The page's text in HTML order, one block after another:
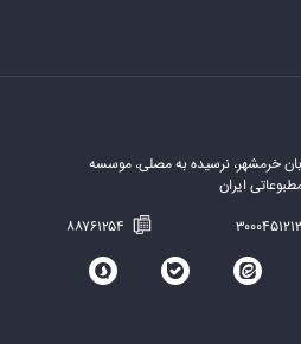
خرمشهر، نرسیده به مصلی، موسسه
ایران